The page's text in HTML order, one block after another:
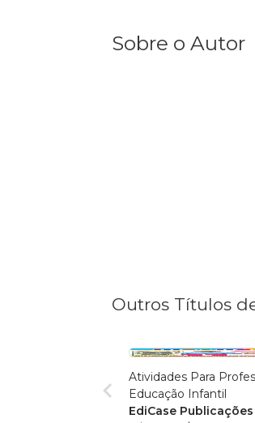
Sobre o Autor
Outros Títulos
Atividades Para
Educação Infantil
EdiCase Publicações